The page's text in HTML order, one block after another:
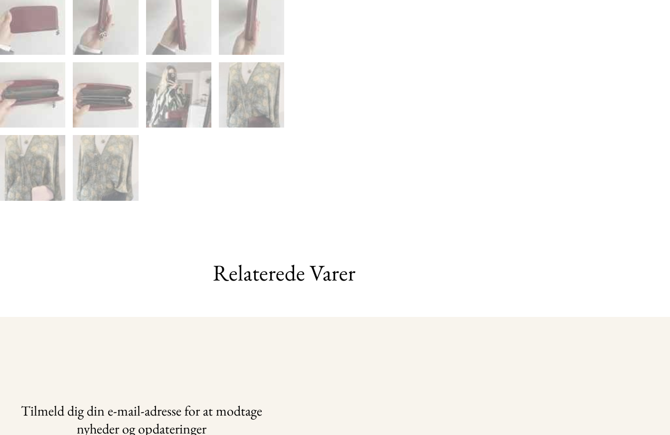
Relaterede Varer
Tilmeld dig din e-mail-adresse for at modtage
nyheder og opdateringer